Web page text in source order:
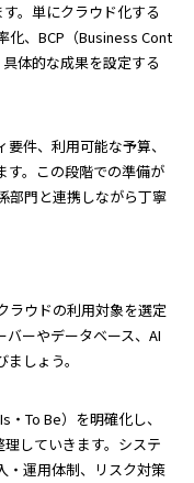
。単にクラウド化する
化、BCP（Business Cont
体的な成果を設定する
件、利用可能な予算、
す。この段階での準備が
部門と連携しながら丁寧
ラウドの利用対象を選定
バーやデータベース、AI
しょう。
To Be）を明確化し、
していきます。システ
・運用体制、リスク対策